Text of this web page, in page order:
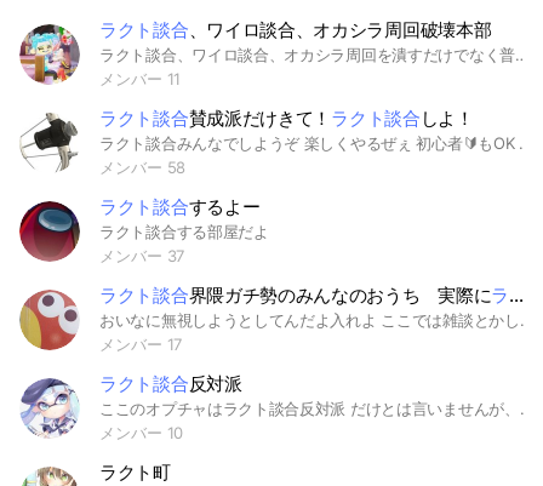
ラクト談合、ワイロ談合、オカシラ周回破壊本部
ラクト談合、ワイロ談合、オカシラ周回を潰すだけでなく普通にみんな仲良くスプラしましょう！
メンバー 11
ラクト談合賛成派だけきて！ ラクト談合 しよ！
ラクト談合みんなでしようぞ 楽しくやるぜぇ 初心者🔰もOK しっかり説明するよ 詳しくはbotに聞いてねー じゃ イカよろしく〜(#´ᗜ`#)ﾆｺﾆｺ 即抜け・反対派退散～っ ﾊﾞｻｯー ﾊﾞｻｯ ◇ ミ ◇ ◇◇ /￣| ◇◇ ◇◇ ＼ |＿_| ◇◇ 彡 O(,,ﾟДﾟ) / ﾊﾗｲﾀﾏｴｷﾖﾒﾀﾏｴ～ ( Ｐ `O ／彡#＿|ミ＼ 〜 く
メンバー 58
ラクト談合するよー
ラクト談合する部屋だよ
メンバー 37
ラクト談合界隈ガチ勢のみんなのおうち 実際にラクト談合
おいなに無視しようとしてんだよ入れよ ここでは雑談とかしてもいいよ！ ルール破ったら強制退会させるよ！ ラクト談合反対派オプです 信用してるのは いちご ゆくオリ あんこ ぬこぬこ 樋熊 黒猫 りんごっちーりーんごっちー（死神） ろき2 あと朝の日ちゃん あと覚えてない白確のひと 一応だけど りんご ぽてち 猫 も信用してます
メンバー 17
ラクト談合反対派
ここのオプチャはラクト談合反対派 だけとは言いませんが、まぁそうゆうことで（説明雑でごめんなさい(( とりまお願いだからここのオプチャに入って〜〜（スプラトゥーン３） 関係ないけど 「テッキュウを許すな〜〜〜〜〜」 ここのオプチャはラクト談合を壊すためのオプチャで！ なんで荒らすって、、？？ 理由を言ってあげましょうね！ みんなに辞めてほしいからです 荒らしたら飽きてみんなやめてくれるでしょ、だから荒らすだけ 運営も辞めてと言っていますよね、 「だったらいえばいいでしょ！」 って言ってじゃあ言うよ！ 談合辞めろよ！！！ 「、、、、、」 ってなるでしょどうせだから荒らすの！！ これでいいでしょだから辞めろ！！！！！！！
メンバー 10
ラクト町